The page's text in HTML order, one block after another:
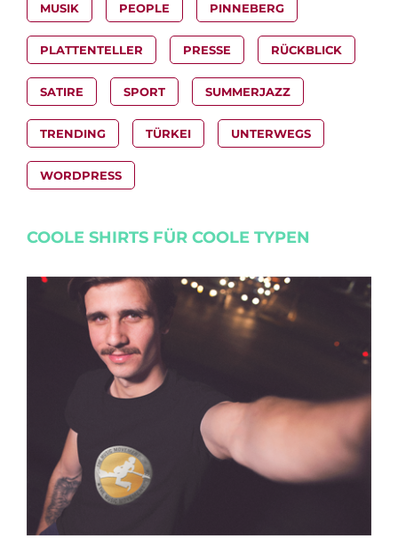
MUSIK PEOPLE PINNEBERG
PLATTENTELLER PRESSE RÜCKBLICK
SATIRE SPORT SUMMERJAZZ
TRENDING TÜRKEI UNTERWEGS
WORDPRESS
COOLE SHIRTS FÜR COOLE TYPEN